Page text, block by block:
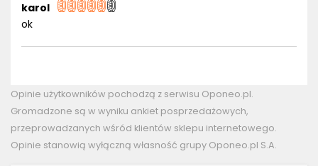
karol
ok
Opinie użytkowników pochodzą z serwisu Oponeo.pl.
Gromadzone są w wyniku ankiet posprzedażowych,
przeprowadzanych wśród klientów sklepu internetowego.
Opinie stanowią wyłączną własność grupy Oponeo.pl S.A.